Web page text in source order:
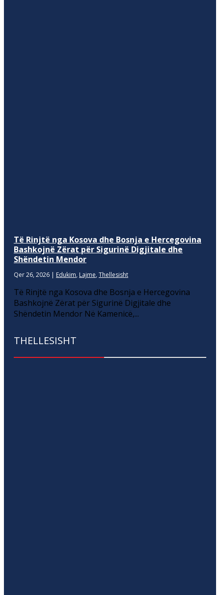
Të Rinjtë nga Kosova dhe Bosnja e Hercegovina
Bashkojnë Zërat për Sigurinë Digjitale dhe
Shëndetin Mendor
Qer 26, 2026 | Edukim, Lajme, Thellesisht
Të Rinjtë nga Kosova dhe Bosnja e Hercegovina
Bashkojnë Zërat për Sigurinë Digjitale dhe
Shëndetin Mendor Në Kamenicë,...
THELLESISHT